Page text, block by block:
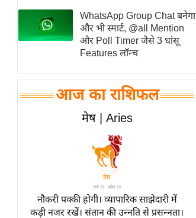
स्तंभ
एम.
आर.
चाय पर
समीक्षा
व्रत
त्योहार
WhatsApp Group Chat बनेगा
और भी स्मार्ट, @all Mention
और Poll Timer जैसे 3 धांसू
Features लॉन्च
आज का राशिफल
मेष | Aries
नौकरी पक्की होगी। व्यापारिक साझेदारी में
कड़ी नजर रखें। संतान की उन्नति से प्रसन्नता।